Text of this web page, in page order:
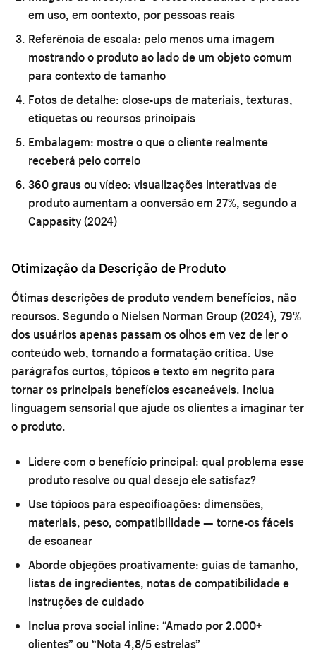
em uso, em contexto, por pessoas reais
Referência de escala: pelo menos uma imagem
mostrando o produto ao lado de um objeto comum
para contexto de tamanho
Fotos de detalhe: close-ups de materiais, texturas,
etiquetas ou recursos principais
Embalagem: mostre o que o cliente realmente
receberá pelo correio
360 graus ou vídeo: visualizações interativas de
produto aumentam a conversão em 27%, segundo a
Cappasity (2024)
Otimização da Descrição de Produto
Ótimas descrições de produto vendem benefícios, não
recursos. Segundo o Nielsen Norman Group (2024), 79%
dos usuários apenas passam os olhos em vez de ler o
conteúdo web, tornando a formatação crítica. Use
parágrafos curtos, tópicos e texto em negrito para
tornar os principais benefícios escaneáveis. Inclua
linguagem sensorial que ajude os clientes a imaginar ter
o produto.
Lidere com o benefício principal: qual problema esse
produto resolve ou qual desejo ele satisfaz?
Use tópicos para especificações: dimensões,
materiais, peso, compatibilidade — torne-os fáceis
de escanear
Aborde objeções proativamente: guias de tamanho,
listas de ingredientes, notas de compatibilidade e
instruções de cuidado
Inclua prova social inline: “Amado por 2.000+
clientes” ou “Nota 4,8/5 estrelas”